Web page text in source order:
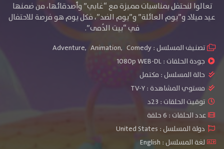
تعالوا لنحتفل بمناسبات مميزة مع “غابي” وأصدقائها، من ضمنها
عيد ميلاد و”يوم العائلة” و”يوم الضد”، فكل يوم هو فرصة للاحتفال
في “بيت الدُمى”.
تصنيف المسلسل : Adventure, Animation, Comedy
جودة الحلقات :1080p WEB-DL
حالة المسلسل : مكتمل
مستوي المشاهدة :TV-Y
توقيت الحلقات : 23د
عدد الحلقات : 6 حلقة
دولة المسلسل : United States
لغة المسلسل : English